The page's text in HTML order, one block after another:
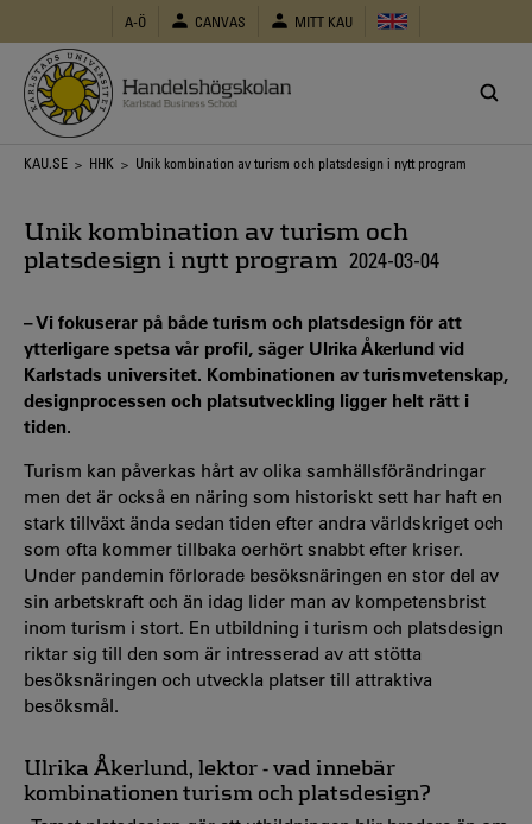
huvudinnehåll
A-Ö CANVAS MITT KAU
Länkstig
KAU.SE > HHK > Unik kombination av turism och platsdesign i nytt program
Unik kombination av turism och
platsdesign i nytt program 2024-03-04
– Vi fokuserar på både turism och platsdesign för att
ytterligare spetsa vår profil, säger Ulrika Åkerlund vid
Karlstads universitet. Kombinationen av turismvetenskap,
designprocessen och platsutveckling ligger helt rätt i
tiden.
Turism kan påverkas hårt av olika samhällsförändringar
men det är också en näring som historiskt sett har haft en
stark tillväxt ända sedan tiden efter andra världskriget och
som ofta kommer tillbaka oerhört snabbt efter kriser.
Under pandemin förlorade besöksnäringen en stor del av
sin arbetskraft och än idag lider man av kompetensbrist
inom turism i stort. En utbildning i turism och platsdesign
riktar sig till den som är intresserad av att stötta
besöksnäringen och utveckla platser till attraktiva
besöksmål.
Ulrika Åkerlund, lektor - vad innebär
kombinationen turism och platsdesign?